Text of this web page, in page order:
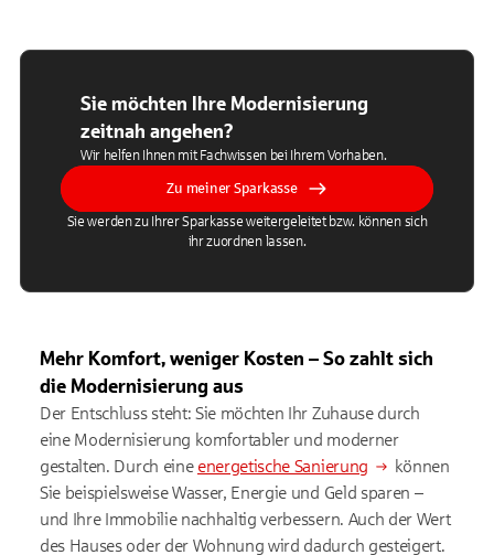
Sie möchten Ihre Modernisierung
zeitnah angehen?
Wir helfen Ihnen mit Fachwissen bei Ihrem Vorhaben.
Zu meiner Sparkasse
Sie werden zu Ihrer Sparkasse weitergeleitet bzw. können sich
ihr zuordnen lassen.
Mehr Komfort, weniger Kosten – So zahlt sich
die Modernisierung aus
Der Entschluss steht: Sie möchten Ihr Zuhause durch
eine Modernisierung komfortabler und moderner
gestalten. Durch eine energetische Sanierung
können
Sie beispielsweise Wasser, Energie und Geld sparen –
und Ihre Immobilie nachhaltig verbessern. Auch der Wert
des Hauses oder der Wohnung wird dadurch gesteigert.